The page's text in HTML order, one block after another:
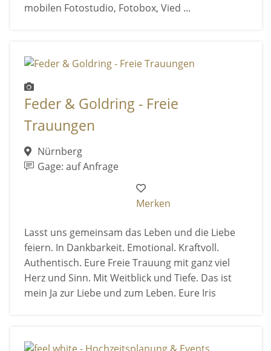
mobilen Fotostudio, Fotobox, Vied ...
Feder & Goldring - Freie
Trauungen
Nürnberg
Gage: auf Anfrage
Merken
Lasst uns gemeinsam das Leben und die Liebe
feiern. In Dankbarkeit. Emotional. Kraftvoll.
Authentisch. Eure Freie Trauung mit ganz viel
Herz und Sinn. Mit Weitblick und Tiefe. Das ist
mein Ja zur Liebe und zum Leben. Eure Iris